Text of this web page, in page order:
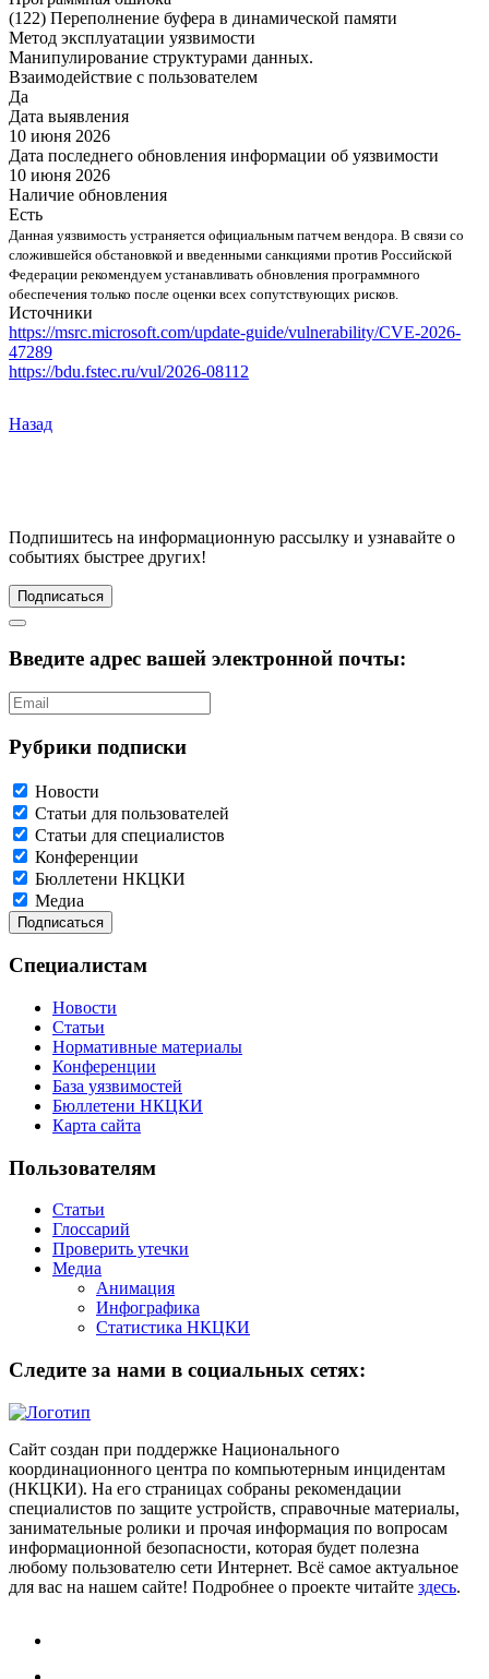
(122) Переполнение буфера в динамической памяти
Метод эксплуатации уязвимости
Манипулирование структурами данных.
Взаимодействие с пользователем
Да
Дата выявления
10 июня 2026
Дата последнего обновления информации об уязвимости
10 июня 2026
Наличие обновления
Есть
Данная уязвимость устраняется официальным патчем вендора. В связи со
сложившейся обстановкой и введенными санкциями против Российской
Федерации рекомендуем устанавливать обновления программного
обеспечения только после оценки всех сопутствующих рисков.
Источники
https://msrc.microsoft.com/update-guide/vulnerability/CVE-2026-
47289
https://bdu.fstec.ru/vul/2026-08112
Назад
Подпишитесь на информационную рассылку и узнавайте о
событиях быстрее других!
Подписаться
Введите адрес вашей электронной почты:
Рубрики подписки
Новости
Статьи для пользователей
Статьи для специалистов
Конференции
Бюллетени НКЦКИ
Медиа
Специалистам
Новости
Статьи
Нормативные материалы
Конференции
База уязвимостей
Бюллетени НКЦКИ
Карта сайта
Пользователям
Статьи
Глоссарий
Проверить утечки
Медиа
Анимация
Инфографика
Статистика НКЦКИ
Следите за нами в социальных сетях:
Сайт создан при поддержке Национального
координационного центра по компьютерным инцидентам
(НКЦКИ). На его страницах собраны рекомендации
специалистов по защите устройств, справочные материалы,
занимательные ролики и прочая информация по вопросам
информационной безопасности, которая будет полезна
любому пользователю сети Интернет. Всё самое актуальное
для вас на нашем сайте! Подробнее о проекте читайте здесь.